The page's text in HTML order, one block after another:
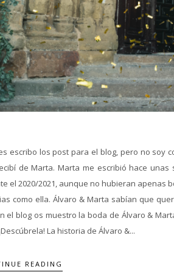
escribo los post para el blog, pero no soy
de Marta. Marta me escribió hace
el 2020/2021, aunque no hubieran apenas
como ella. Álvaro & Marta sabían que
el blog os muestro la boda de Álvaro &
La historia de Álvaro &...
READING